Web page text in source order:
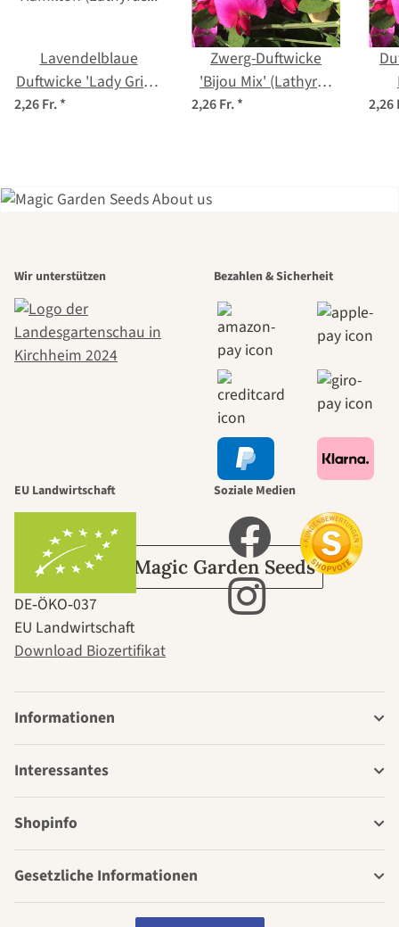
Lavendelblaue
Duftwicke 'Lady Grisel
Hamilton' (Lathyrus
2,26 Fr.*
Zwerg-Duftwicke
'Bijou Mix' (Lathyrus
odoratus) Samen
2,26 Fr.* 2,26
schönsten
Wege zu uns
selbst führt
durch den
Garten
Über Magic Garden Seeds
Wir unterstützen Bezahlen & Sicherheit
EU Landwirtschaft
DE‑ÖKO‑037
EU Landwirtschaft
Download Biozertifikat
Soziale Medien
Informationen
Interessantes
Shopinfo
Gesetzliche Informationen